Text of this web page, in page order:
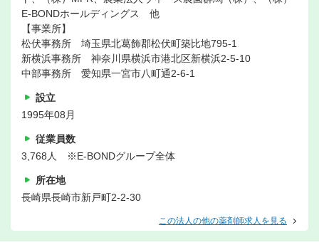
E-BONDホールディングス 他
【事業所】
松伏事務所 埼玉県北葛飾郡松伏町築比地795-1
新横浜事務所 神奈川県横浜市港北区新横浜2-5-10
中部事務所 愛知県一宮市八町通2-6-1
設立
1995年08月
従業員数
3,768人 ※E-BONDグループ全体
所在地
長崎県長崎市新戸町2-2-30
この法人の他の薬剤師求人を見る